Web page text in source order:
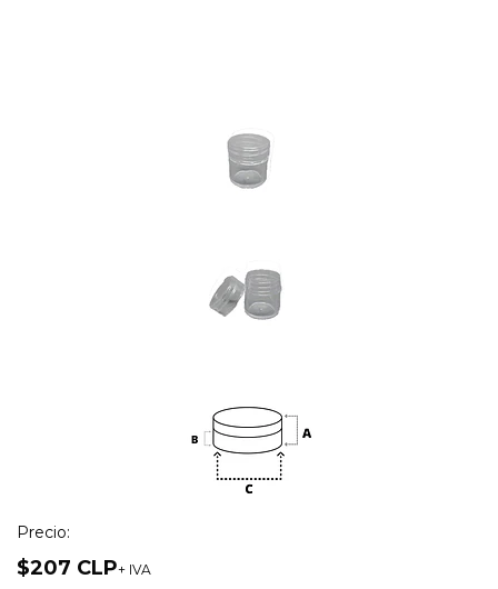
Precio:
$207 CLP+ IVA